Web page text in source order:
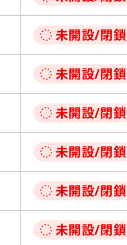
未開設/閉鎖
未開設/閉鎖
未開設/閉鎖
未開設/閉鎖
未開設/閉鎖
未開設/閉鎖